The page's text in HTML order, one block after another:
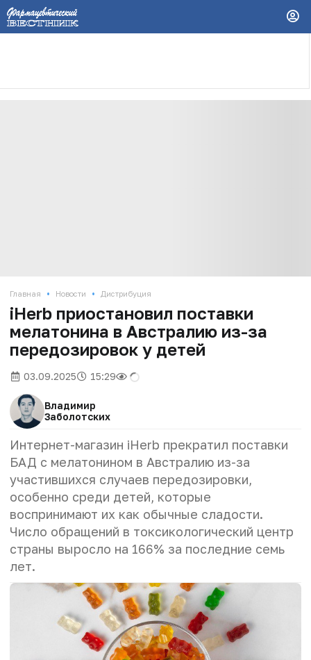
Главная • Новости • Дистрибуция
iHerb приостановил поставки
мелатонина в Австралию из-за
передозировок у детей
03.09.2025 15:29
Владимир
Заболотских
Интернет-магазин iHerb прекратил поставки
БАД с мелатонином в Австралию из-за
участившихся случаев передозировки,
особенно среди детей, которые
воспринимают их как обычные сладости.
Число обращений в токсикологический центр
страны выросло на 166% за последние семь
лет.